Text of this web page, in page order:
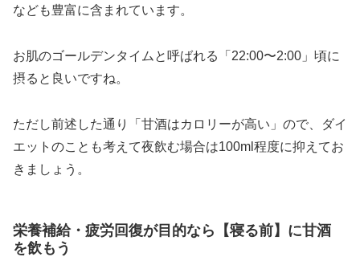
なども豊富に含まれています。
お肌のゴールデンタイムと呼ばれる「22:00〜2:00」頃に
摂ると良いですね。
ただし前述した通り「甘酒はカロリーが高い」ので、ダイ
エットのことも考えて夜飲む場合は100ml程度に抑えてお
きましょう。
栄養補給・疲労回復が目的なら【寝る前】に甘酒
を飲もう